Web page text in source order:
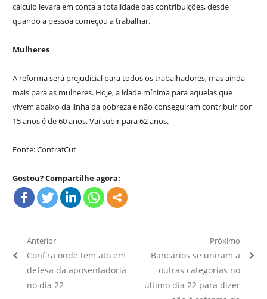
cálculo levará em conta a totalidade das contribuições, desde
quando a pessoa começou a trabalhar.
Mulheres
A reforma será prejudicial para todos os trabalhadores, mas ainda
mais para as mulheres. Hoje, a idade mínima para aquelas que
vivem abaixo da linha da pobreza e não conseguiram contribuir por
15 anos é de 60 anos. Vai subir para 62 anos.
Fonte: ContrafCut
Gostou? Compartilhe agora:
Navegação
de
Post
Anterior
Artigo
Anterior:
Confira onde tem ato em
defesa da aposentadoria
no dia 22
Próximo
Próximo
Artigo:
Bancários se uniram a
outras categorias no
último dia 22 para dizer